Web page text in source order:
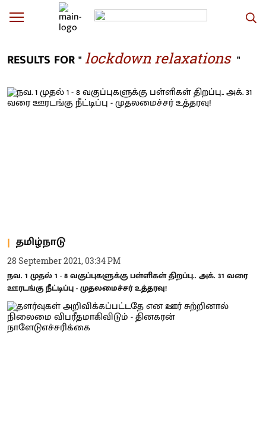
RESULTS FOR "lockdown relaxations "
தமிழ்நாடு
28 September 2021, 03:34 PM
நவ. 1 முதல் 1 - 8 வகுப்புகளுக்கு பள்ளிகள் திறப்பு.. அக். 31 வரை
ஊரடங்கு நீட்டிப்பு - முதலமைச்சர் உத்தரவு!